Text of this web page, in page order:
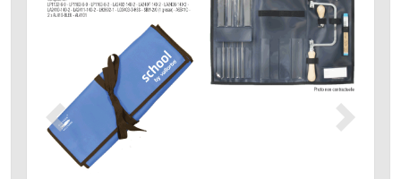
Précédent Suivant